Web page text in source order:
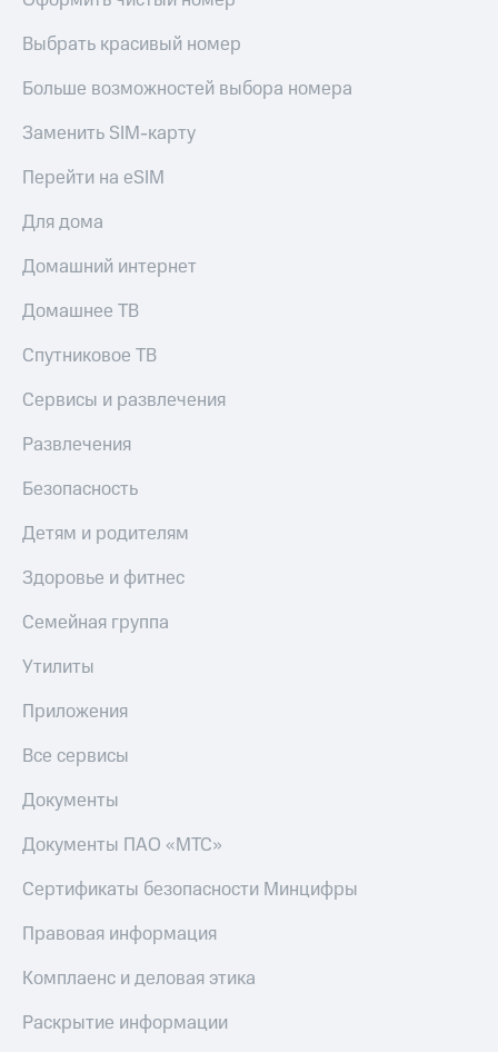
Выбрать красивый номер
Больше возможностей выбора номера
Заменить SIM-карту
Перейти на eSIM
Для дома
Домашний интернет
Домашнее ТВ
Спутниковое ТВ
Сервисы и развлечения
Развлечения
Безопасность
Детям и родителям
Здоровье и фитнес
Семейная группа
Утилиты
Приложения
Все сервисы
Документы
Документы ПАО «МТС»
Сертификаты безопасности Минцифры
Правовая информация
Комплаенс и деловая этика
Раскрытие информации